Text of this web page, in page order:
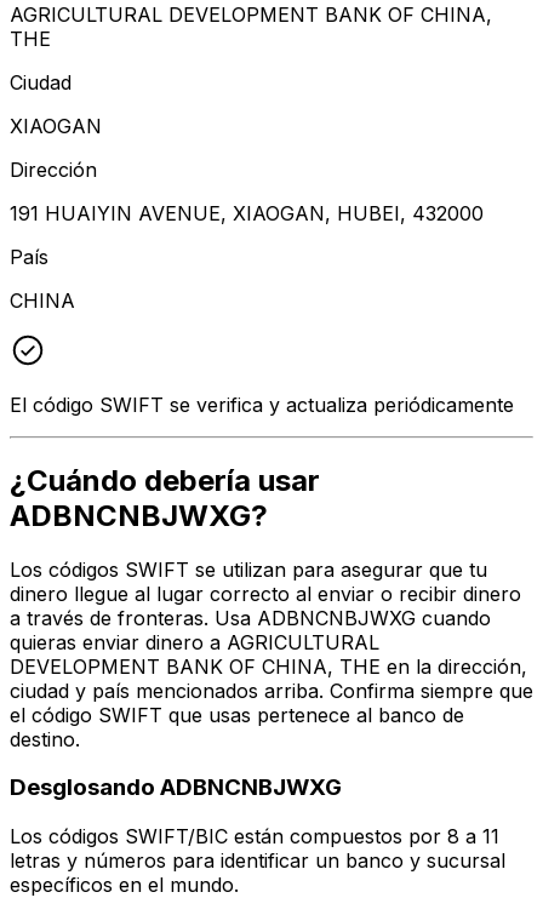
AGRICULTURAL DEVELOPMENT BANK OF CHINA,
THE
Ciudad
XIAOGAN
Dirección
191 HUAIYIN AVENUE, XIAOGAN, HUBEI, 432000
País
CHINA
El código SWIFT se verifica y actualiza periódicamente
¿Cuándo debería usar
ADBNCNBJWXG?
Los códigos SWIFT se utilizan para asegurar que tu
dinero llegue al lugar correcto al enviar o recibir dinero
a través de fronteras. Usa ADBNCNBJWXG cuando
quieras enviar dinero a AGRICULTURAL
DEVELOPMENT BANK OF CHINA, THE en la dirección,
ciudad y país mencionados arriba. Confirma siempre que
el código SWIFT que usas pertenece al banco de
destino.
Desglosando ADBNCNBJWXG
Los códigos SWIFT/BIC están compuestos por 8 a 11
letras y números para identificar un banco y sucursal
específicos en el mundo.